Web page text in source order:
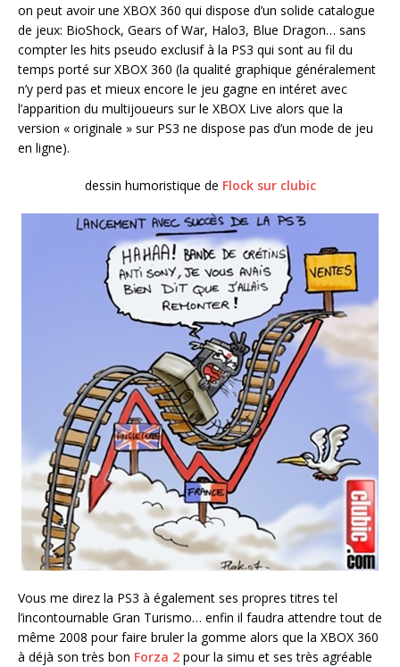
on peut avoir une XBOX 360 qui dispose d’un solide catalogue
de jeux: BioShock, Gears of War, Halo3, Blue Dragon… sans
compter les hits pseudo exclusif à la PS3 qui sont au fil du
temps porté sur XBOX 360 (la qualité graphique généralement
n’y perd pas et mieux encore le jeu gagne en intéret avec
l’apparition du multijoueurs sur le XBOX Live alors que la
version « originale » sur PS3 ne dispose pas d’un mode de jeu
en ligne).
dessin humoristique de Flock sur clubic
Vous me direz la PS3 à également ses propres titres tel
l’incontournable Gran Turismo… enfin il faudra attendre tout de
même 2008 pour faire bruler la gomme alors que la XBOX 360
à déjà son très bon Forza 2 pour la simu et ses très agréable